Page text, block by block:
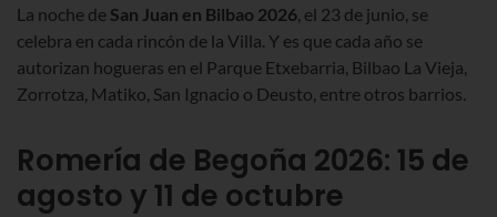
La noche de San Juan en Bilbao 2026, el 23 de junio, se
celebra en cada rincón de la Villa. Y es que cada año se
autorizan hogueras en el Parque Etxebarria, Bilbao La Vieja,
Zorrotza, Matiko, San Ignacio o Deusto, entre otros barrios.
Romería de Begoña 2026: 15 de
agosto y 11 de octubre